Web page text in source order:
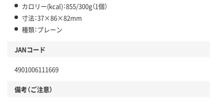
カロリー(kcal)：855/300g（1個）
寸法：37×86×82mm
種類：プレーン
JANコード
4901006111669
備考（ご注意）